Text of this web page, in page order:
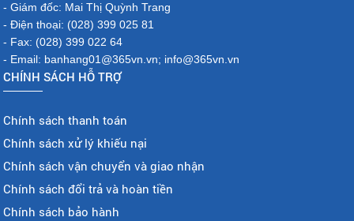
- Giám đốc: Mai Thị Quỳnh Trang
- Điện thoại: (028) 399 025 81
- Fax: (028) 399 022 64
- Email: banhang01@365vn.vn; info@365vn.vn
CHÍNH SÁCH HỖ TRỢ
Chính sách thanh toán
Chính sách xử lý khiếu nại
Chính sách vận chuyển và giao nhận
Chính sách đổi trả và hoàn tiền
Chính sách bảo hành